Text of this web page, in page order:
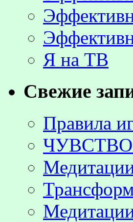
Я на ТВ
Свежие
Правила